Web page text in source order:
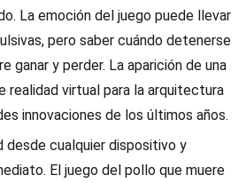
La emoción del juego puede llevar
pero saber cuándo detenerse
ganar y perder. La aparición de una
realidad virtual para la arquitectura
innovaciones de los últimos años.
desde cualquier dispositivo y
El juego del pollo que muere